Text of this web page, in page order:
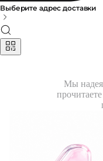
Выберите адрес доставки
Мы